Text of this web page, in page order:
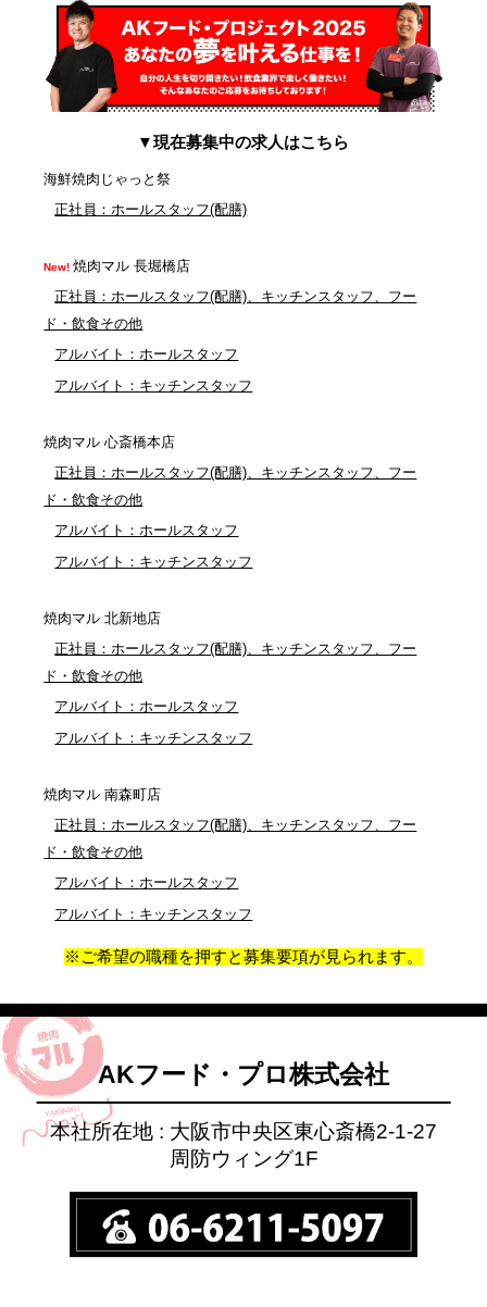
▼現在募集中の求人はこちら
海鮮焼肉じゃっと祭
正社員：ホールスタッフ(配膳)
焼肉マル 長堀橋店
正社員：ホールスタッフ(配膳)、キッチンスタッフ、フー
ド・飲食その他
アルバイト：ホールスタッフ
アルバイト：キッチンスタッフ
焼肉マル 心斎橋本店
正社員：ホールスタッフ(配膳)、キッチンスタッフ、フー
ド・飲食その他
アルバイト：ホールスタッフ
アルバイト：キッチンスタッフ
焼肉マル 北新地店
正社員：ホールスタッフ(配膳)、キッチンスタッフ、フー
ド・飲食その他
アルバイト：ホールスタッフ
アルバイト：キッチンスタッフ
焼肉マル 南森町店
正社員：ホールスタッフ(配膳)、キッチンスタッフ、フー
ド・飲食その他
アルバイト：ホールスタッフ
アルバイト：キッチンスタッフ
※ご希望の職種を押すと募集要項が見られます。
AKフード・プロ株式会社
本社所在地 : 大阪市中央区東心斎橋2-1-27
周防ウィング1F